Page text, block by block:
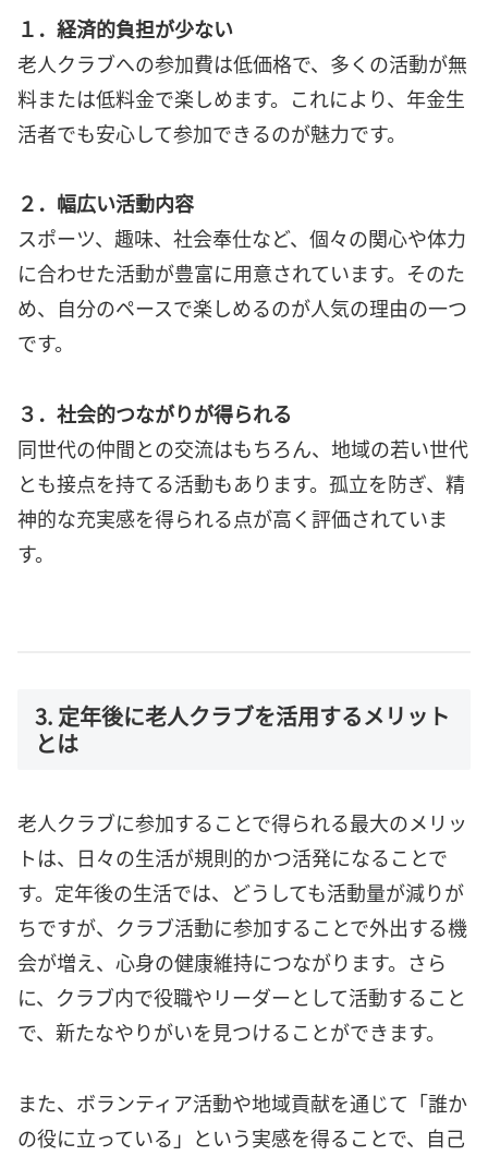
１．経済的負担が少ない
老人クラブへの参加費は低価格で、多くの活動が無
料または低料金で楽しめます。これにより、年金生
活者でも安心して参加できるのが魅力です。
２．幅広い活動内容
スポーツ、趣味、社会奉仕など、個々の関心や体力
に合わせた活動が豊富に用意されています。そのた
め、自分のペースで楽しめるのが人気の理由の一つ
です。
３．社会的つながりが得られる
同世代の仲間との交流はもちろん、地域の若い世代
とも接点を持てる活動もあります。孤立を防ぎ、精
神的な充実感を得られる点が高く評価されていま
す。
3. 定年後に老人クラブを活用するメリット
とは
老人クラブに参加することで得られる最大のメリッ
トは、日々の生活が規則的かつ活発になることで
す。定年後の生活では、どうしても活動量が減りが
ちですが、クラブ活動に参加することで外出する機
会が増え、心身の健康維持につながります。さら
に、クラブ内で役職やリーダーとして活動すること
で、新たなやりがいを見つけることができます。
また、ボランティア活動や地域貢献を通じて「誰か
の役に立っている」という実感を得ることで、自己